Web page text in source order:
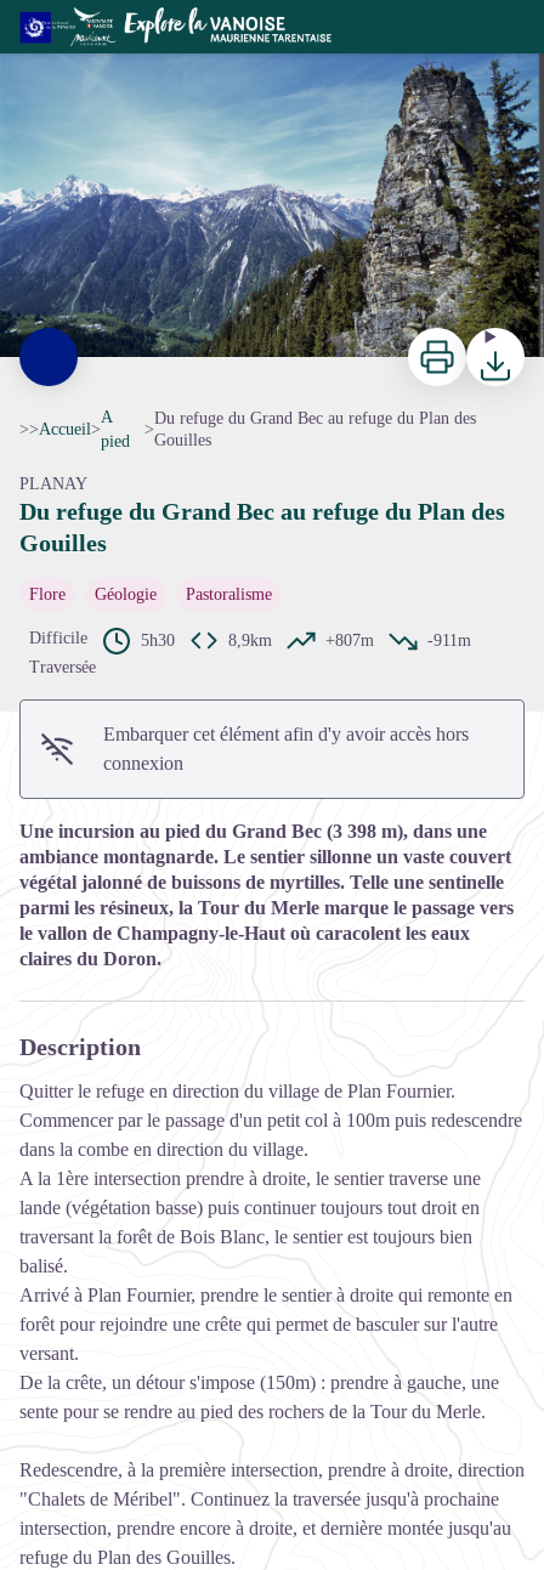
Du refuge du Grand Bec au refuge du Plan des Gouilles
La Tour du Merle, Planay - GOTTI Christophe
Imprimer
>>Accueil>
A
pied
>
Du refuge du Grand Bec au refuge du Plan des
Gouilles
PLANAY
Du refuge du Grand Bec au refuge du Plan des
Gouilles
Flore Géologie Pastoralisme
Difficile 5h30 8,9km +807m
-911m
Traversée
Embarquer cet élément afin d'y avoir accès hors
connexion
Une incursion au pied du Grand Bec (3 398 m), dans une
ambiance montagnarde. Le sentier sillonne un vaste couvert
végétal jalonné de buissons de myrtilles. Telle une sentinelle
parmi les résineux, la Tour du Merle marque le passage vers
le vallon de Champagny-le-Haut où caracolent les eaux
claires du Doron.
Description
Quitter le refuge en direction du village de Plan Fournier.
Commencer par le passage d'un petit col à 100m puis redescendre
dans la combe en direction du village.
A la 1ère intersection prendre à droite, le sentier traverse une
lande (végétation basse) puis continuer toujours tout droit en
traversant la forêt de Bois Blanc, le sentier est toujours bien
balisé.
Arrivé à Plan Fournier, prendre le sentier à droite qui remonte en
forêt pour rejoindre une crête qui permet de basculer sur l'autre
versant.
De la crête, un détour s'impose (150m) : prendre à gauche, une
sente pour se rendre au pied des rochers de la Tour du Merle.
Redescendre, à la première intersection, prendre à droite, direction
"Chalets de Méribel". Continuez la traversée jusqu'à prochaine
intersection, prendre encore à droite, et dernière montée jusqu'au
refuge du Plan des Gouilles.